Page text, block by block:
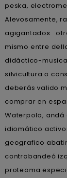
peska,
Alevosamente,
agigantados-
mismo entre
didáctico-
silvicultura o
deberás valido
comprar en
Waterpolo, andá
idiomático
geografico
contrabandeó
proteoma